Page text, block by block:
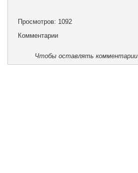
Просмотров: 1092
Комментарии
Чтобы оставлять комментарии